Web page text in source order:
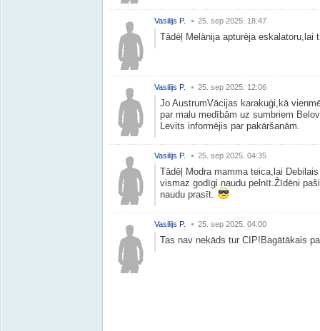
Vasilijs P. 25. sep 2025. 18:47
Tādēļ Melānija apturēja eskalatoru,lai
Vasilijs P. 25. sep 2025. 12:06
Jo AustrumVācijas karakuģi,kā
par malu medībām uz sumbriem
Levits informējis par pakāršanām.
Vasilijs P. 25. sep 2025. 04:35
Tādēļ Modra mamma teica,lai
vismaz godīgi naudu pelnīt.Žīdēni
naudu prasīt.
Vasilijs P. 25. sep 2025. 04:00
Tas nav nekāds tur CIP!Bagātākais